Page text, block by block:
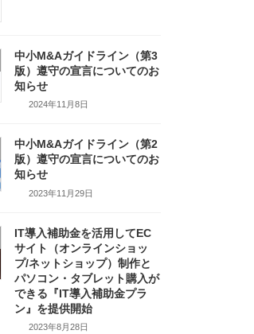
中小M&Aガイドライン（第3
版）遵守の宣言についてのお
知らせ
2024年11月8日
中小M&Aガイドライン（第2
版）遵守の宣言についてのお
知らせ
2023年11月29日
IT導入補助金を活用してEC
サイト（オンラインショッ
プ/ネットショップ）制作と
パソコン・タブレット購入が
できる『IT導入補助金プラ
ン』を提供開始
2023年8月28日